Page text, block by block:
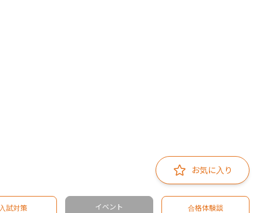
お気に入り
試対策 イベント 合格体験談